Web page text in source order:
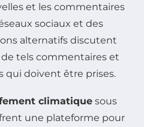
et les commentaires
sociaux et des
alternatifs discutent
tels commentaires et
qui doivent être prises.
climatique sous
une plateforme pour